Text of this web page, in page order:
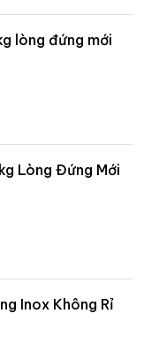
lòng đứng mới
Lòng Đứng Mới
Inox Không Rỉ